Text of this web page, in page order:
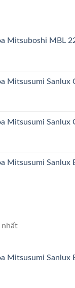
Mitsuboshi MBL
Mitsusumi Sanlux
Mitsusumi Sanlux
Mitsusumi Sanlux
nhất
Mitsusumi Sanlux